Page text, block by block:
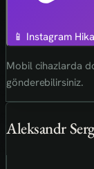
📱 Instagram
Mobil cihazlarda
gönderebilirsiniz.
Aleksandr